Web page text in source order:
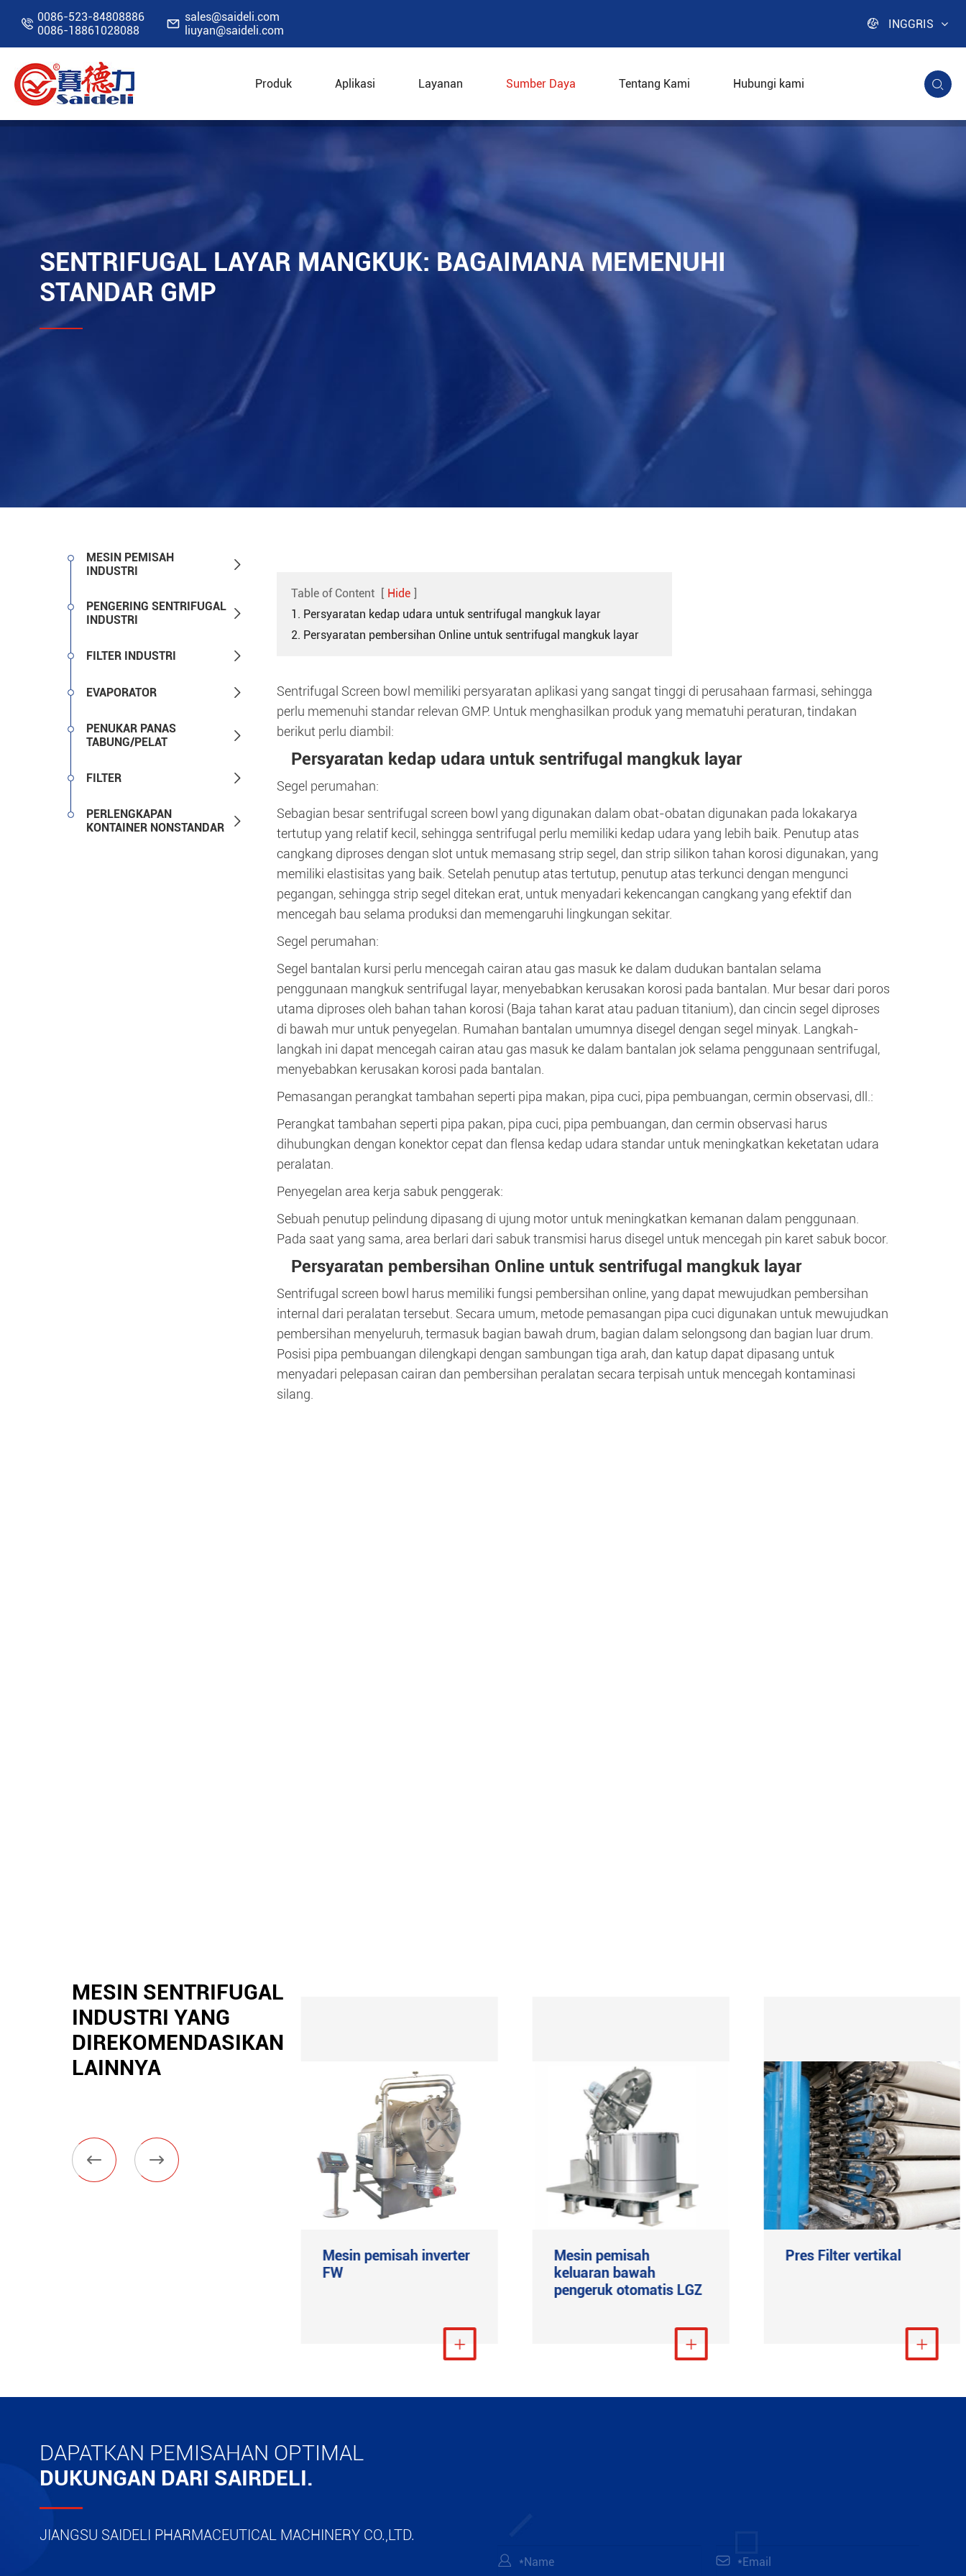
 0086-523-84808886
0086-18861028088
 sales@saideli.com
liuyan@saideli.com
 INGGRIS
Produk Aplikasi Layanan Sumber Daya Tentang Kami Hubungi kami 
Rumah Sumber Daya
SENTRIFUGAL LAYAR MANGKUK: BAGAIMANA MEMENUHI
STANDAR GMP
MESIN PEMISAH
INDUSTRI

PENGERING SENTRIFUGAL
INDUSTRI

FILTER INDUSTRI 
EVAPORATOR 
PENUKAR PANAS
TABUNG/PELAT

FILTER 
PERLENGKAPAN
KONTAINER NONSTANDAR

Table of Content [ Hide ]
1. Persyaratan kedap udara untuk sentrifugal mangkuk layar
2. Persyaratan pembersihan Online untuk sentrifugal mangkuk layar
Sentrifugal Screen bowl memiliki persyaratan aplikasi yang sangat tinggi di perusahaan farmasi, sehingga
perlu memenuhi standar relevan GMP. Untuk menghasilkan produk yang mematuhi peraturan, tindakan
berikut perlu diambil:
Persyaratan kedap udara untuk sentrifugal mangkuk layar
Segel perumahan:
Sebagian besar sentrifugal screen bowl yang digunakan dalam obat-obatan digunakan pada lokakarya
tertutup yang relatif kecil, sehingga sentrifugal perlu memiliki kedap udara yang lebih baik. Penutup atas
cangkang diproses dengan slot untuk memasang strip segel, dan strip silikon tahan korosi digunakan, yang
memiliki elastisitas yang baik. Setelah penutup atas tertutup, penutup atas terkunci dengan mengunci
pegangan, sehingga strip segel ditekan erat, untuk menyadari kekencangan cangkang yang efektif dan
mencegah bau selama produksi dan memengaruhi lingkungan sekitar.
Segel perumahan:
Segel bantalan kursi perlu mencegah cairan atau gas masuk ke dalam dudukan bantalan selama
penggunaan mangkuk sentrifugal layar, menyebabkan kerusakan korosi pada bantalan. Mur besar dari poros
utama diproses oleh bahan tahan korosi (Baja tahan karat atau paduan titanium), dan cincin segel diproses
di bawah mur untuk penyegelan. Rumahan bantalan umumnya disegel dengan segel minyak. Langkah-
langkah ini dapat mencegah cairan atau gas masuk ke dalam bantalan jok selama penggunaan sentrifugal,
menyebabkan kerusakan korosi pada bantalan.
Pemasangan perangkat tambahan seperti pipa makan, pipa cuci, pipa pembuangan, cermin observasi, dll.:
Perangkat tambahan seperti pipa pakan, pipa cuci, pipa pembuangan, dan cermin observasi harus
dihubungkan dengan konektor cepat dan flensa kedap udara standar untuk meningkatkan keketatan udara
peralatan.
Penyegelan area kerja sabuk penggerak:
Sebuah penutup pelindung dipasang di ujung motor untuk meningkatkan kemanan dalam penggunaan.
Pada saat yang sama, area berlari dari sabuk transmisi harus disegel untuk mencegah pin karet sabuk bocor.
Persyaratan pembersihan Online untuk sentrifugal mangkuk layar
Sentrifugal screen bowl harus memiliki fungsi pembersihan online, yang dapat mewujudkan pembersihan
internal dari peralatan tersebut. Secara umum, metode pemasangan pipa cuci digunakan untuk mewujudkan
pembersihan menyeluruh, termasuk bagian bawah drum, bagian dalam selongsong dan bagian luar drum.
Posisi pipa pembuangan dilengkapi dengan sambungan tiga arah, dan katup dapat dipasang untuk
menyadari pelepasan cairan dan pembersihan peralatan secara terpisah untuk mencegah kontaminasi
silang.
MESIN SENTRIFUGAL
INDUSTRI YANG
DIREKOMENDASIKAN
LAINNYA
 
Mesin pemisah inverter
FW
Lihat Lebih Banyak

Mesin pemisah
keluaran bawah
pengeruk otomatis LGZ
Lihat Lebih Banyak

Pres Filter vertikal
Lihat Lebih Banyak

DAPATKAN PEMISAHAN OPTIMAL
DUKUNGAN DARI SAIRDELI.
JIANGSU SAIDELI PHARMACEUTICAL MACHINERY CO.,LTD.
 